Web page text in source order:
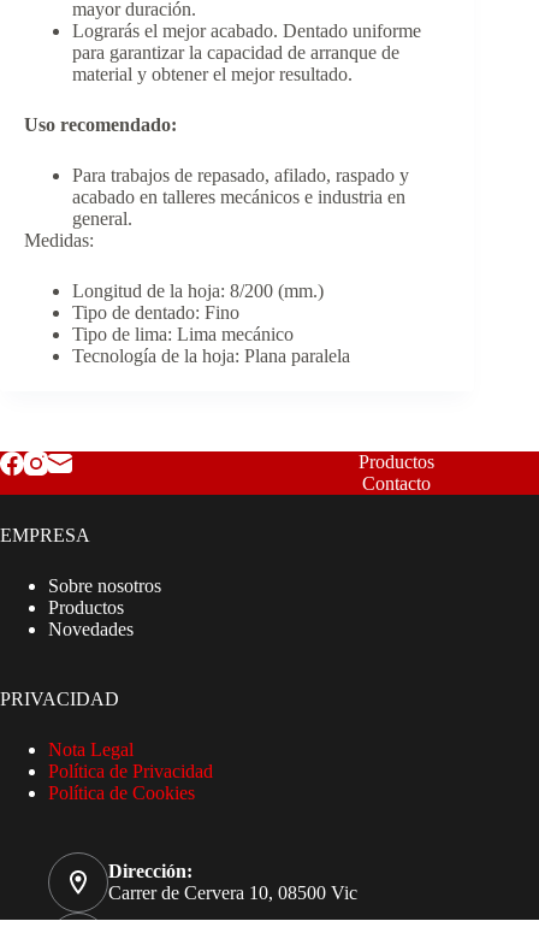
mayor duración.
Lograrás el mejor acabado. Dentado uniforme
para garantizar la capacidad de arranque de
material y obtener el mejor resultado.
Uso recomendado:
Para trabajos de repasado, afilado, raspado y
acabado en talleres mecánicos e industria en
general.
Medidas:
Longitud de la hoja: 8/200 (mm.)
Tipo de dentado: Fino
Tipo de lima: Lima mecánico
Tecnología de la hoja: Plana paralela
Productos
Contacto
EMPRESA
Sobre nosotros
Productos
Novedades
PRIVACIDAD
Nota Legal
Política de Privacidad
Política de Cookies
Dirección:
Carrer de Cervera 10, 08500 Vic